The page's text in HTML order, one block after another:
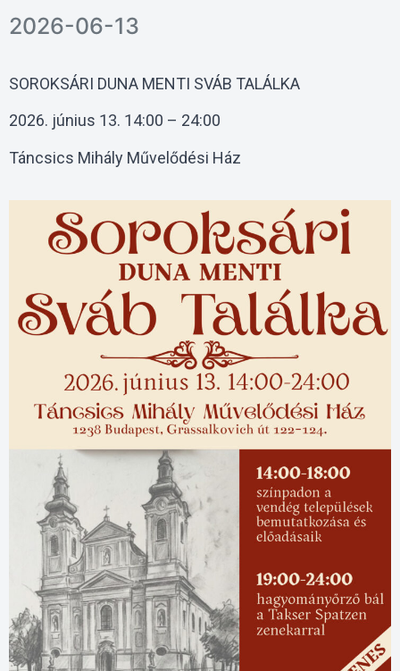
2026-06-13
SOROKSÁRI DUNA MENTI SVÁB TALÁLKA
2026. június 13. 14:00 – 24:00
Táncsics Mihály Művelődési Ház